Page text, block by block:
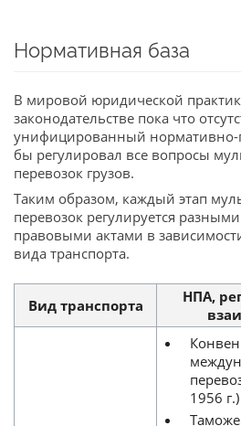
Нормативная база
В мировой юридической
законодательстве пока что
унифицированный нормативно-
бы регулировал все вопросы
перевозок грузов.
Таким образом, каждый этап
перевозок регулируется
правовыми актами в
вида транспорта.
Вид транспорта
НПА,
1956 г.)